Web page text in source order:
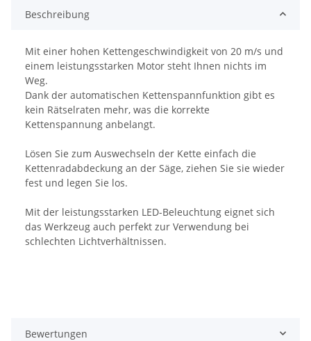
Beschreibung
Mit einer hohen Kettengeschwindigkeit von 20 m/s und
einem leistungsstarken Motor steht Ihnen nichts im
Weg.
Dank der automatischen Kettenspannfunktion gibt es
kein Rätselraten mehr, was die korrekte
Kettenspannung anbelangt.
Lösen Sie zum Auswechseln der Kette einfach die
Kettenradabdeckung an der Säge, ziehen Sie sie wieder
fest und legen Sie los.
Mit der leistungsstarken LED-Beleuchtung eignet sich
das Werkzeug auch perfekt zur Verwendung bei
schlechten Lichtverhältnissen.
Bewertungen